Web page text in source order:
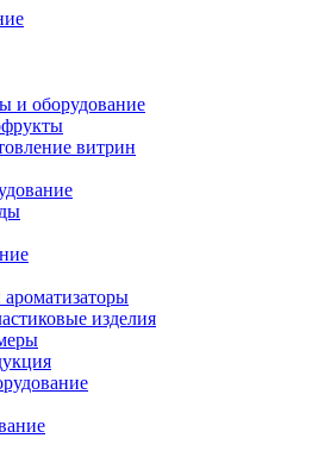
и оборудование
витрин
изделия